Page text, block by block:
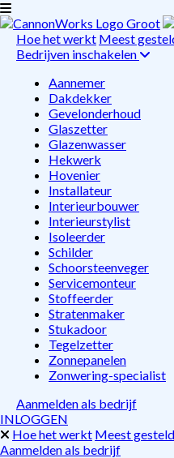
Hoe het werkt Meest
Bedrijven inschakelen
Aannemer
Dakdekker
Gevelonderhoud
Glaszetter
Glazenwasser
Hekwerk
Hovenier
Installateur
Interieurbouwer
Interieurstylist
Isoleerder
Schilder
Schoorsteenveger
Servicemonteur
Stoffeerder
Stratenmaker
Stukadoor
Tegelzetter
Zonnepanelen
Zonwering-specialist
Aanmelden als bedrijf
INLOGGEN
Hoe het werkt Meest
Aanmelden als bedrijf